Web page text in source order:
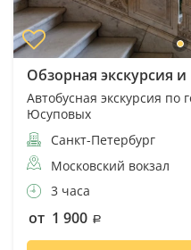
Обзорная экскурсия
Автобусная экскурсия
Юсуповых
Санкт-Петербург
Московский вокзал
3 часа
от 1 900